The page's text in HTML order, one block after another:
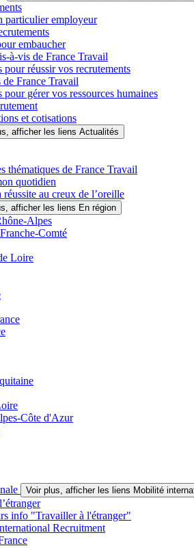
particulier employeur
embaucher
à-vis de France Travail
pour réussir vos recrutements
de France Travail
pour gérer vos ressources humaines
et cotisations
afficher les liens Actualités
thématiques de France Travail
quotidien
réussite au creux de l’oreille
afficher les liens En région
Alpes
Comté
Loire
Côte d'Azur
Voir plus, afficher les liens Mobilité
info "Travailler à l'étranger"
Recruitment